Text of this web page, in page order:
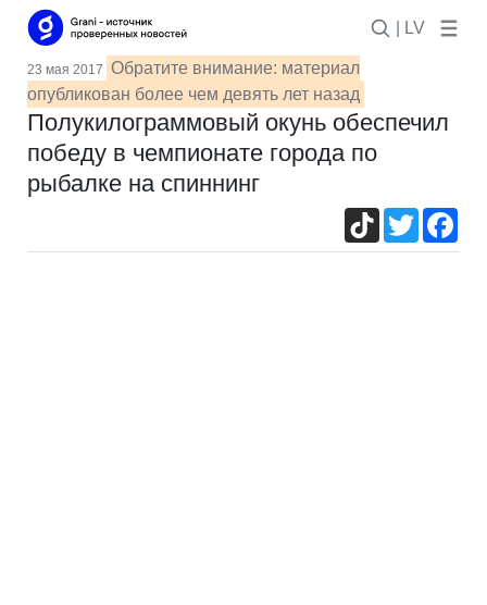
| LV
23 мая 2017 Обратите внимание: материал
опубликован более чем девять лет назад
Полукилограммовый окунь обеспечил
победу в чемпионате города по
рыбалке на спиннинг
TikTokTwitter